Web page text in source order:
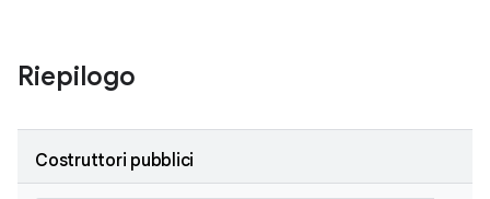
Riepilogo
Costruttori pubblici